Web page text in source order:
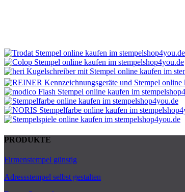
PRODUKTE
Firmenstempel günstig
Adressstempel selbst gestalten